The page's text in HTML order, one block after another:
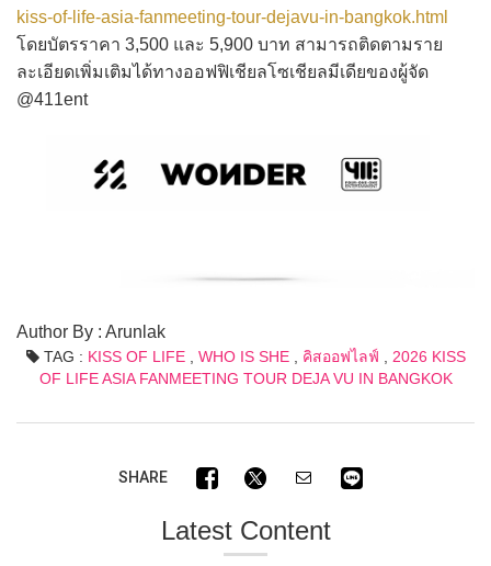
kiss-of-life-asia-fanmeeting-tour-dejavu-in-bangkok.html
โดยบัตรราคา 3,500 และ 5,900 บาท สามารถติดตามราย
ละเอียดเพิ่มเติมได้ทางออฟฟิเชียลโซเชียลมีเดียของผู้จัด
@411ent
Author By : Arunlak
TAG : KISS OF LIFE, WHO IS SHE, คิสออฟไลฟ์
2026 KISS
OF LIFE ASIA FANMEETING TOUR DEJA VU IN BANGKOK
SHARE
Latest Content